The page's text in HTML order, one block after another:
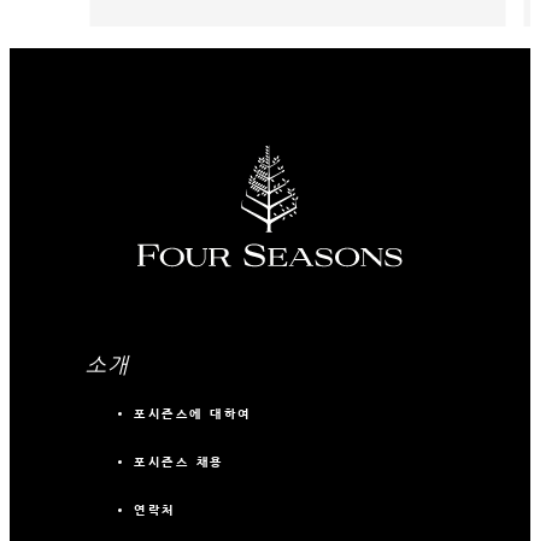
소개
포시즌스에 대하여
포시즌스 채용
연락처